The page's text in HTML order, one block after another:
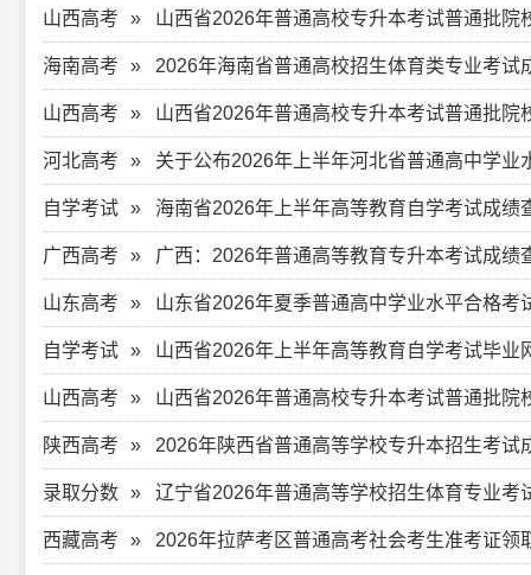
山西高考 山西省2026年普通高校专升本考试普通批院
海南高考 2026年海南省普通高校招生体育类专业考试
山西高考 山西省2026年普通高校专升本考试普通批院
河北高考 关于公布2026年上半年河北省普通高中学业
自学考试 海南省2026年上半年高等教育自学考试成绩
广西高考 广西：2026年普通高等教育专升本考试成绩
山东高考 山东省2026年夏季普通高中学业水平合格考
自学考试 山西省2026年上半年高等教育自学考试毕业
山西高考 山西省2026年普通高校专升本考试普通批院
陕西高考 2026年陕西省普通高等学校专升本招生考试
录取分数 辽宁省2026年普通高等学校招生体育专业考
西藏高考 2026年拉萨考区普通高考社会考生准考证领